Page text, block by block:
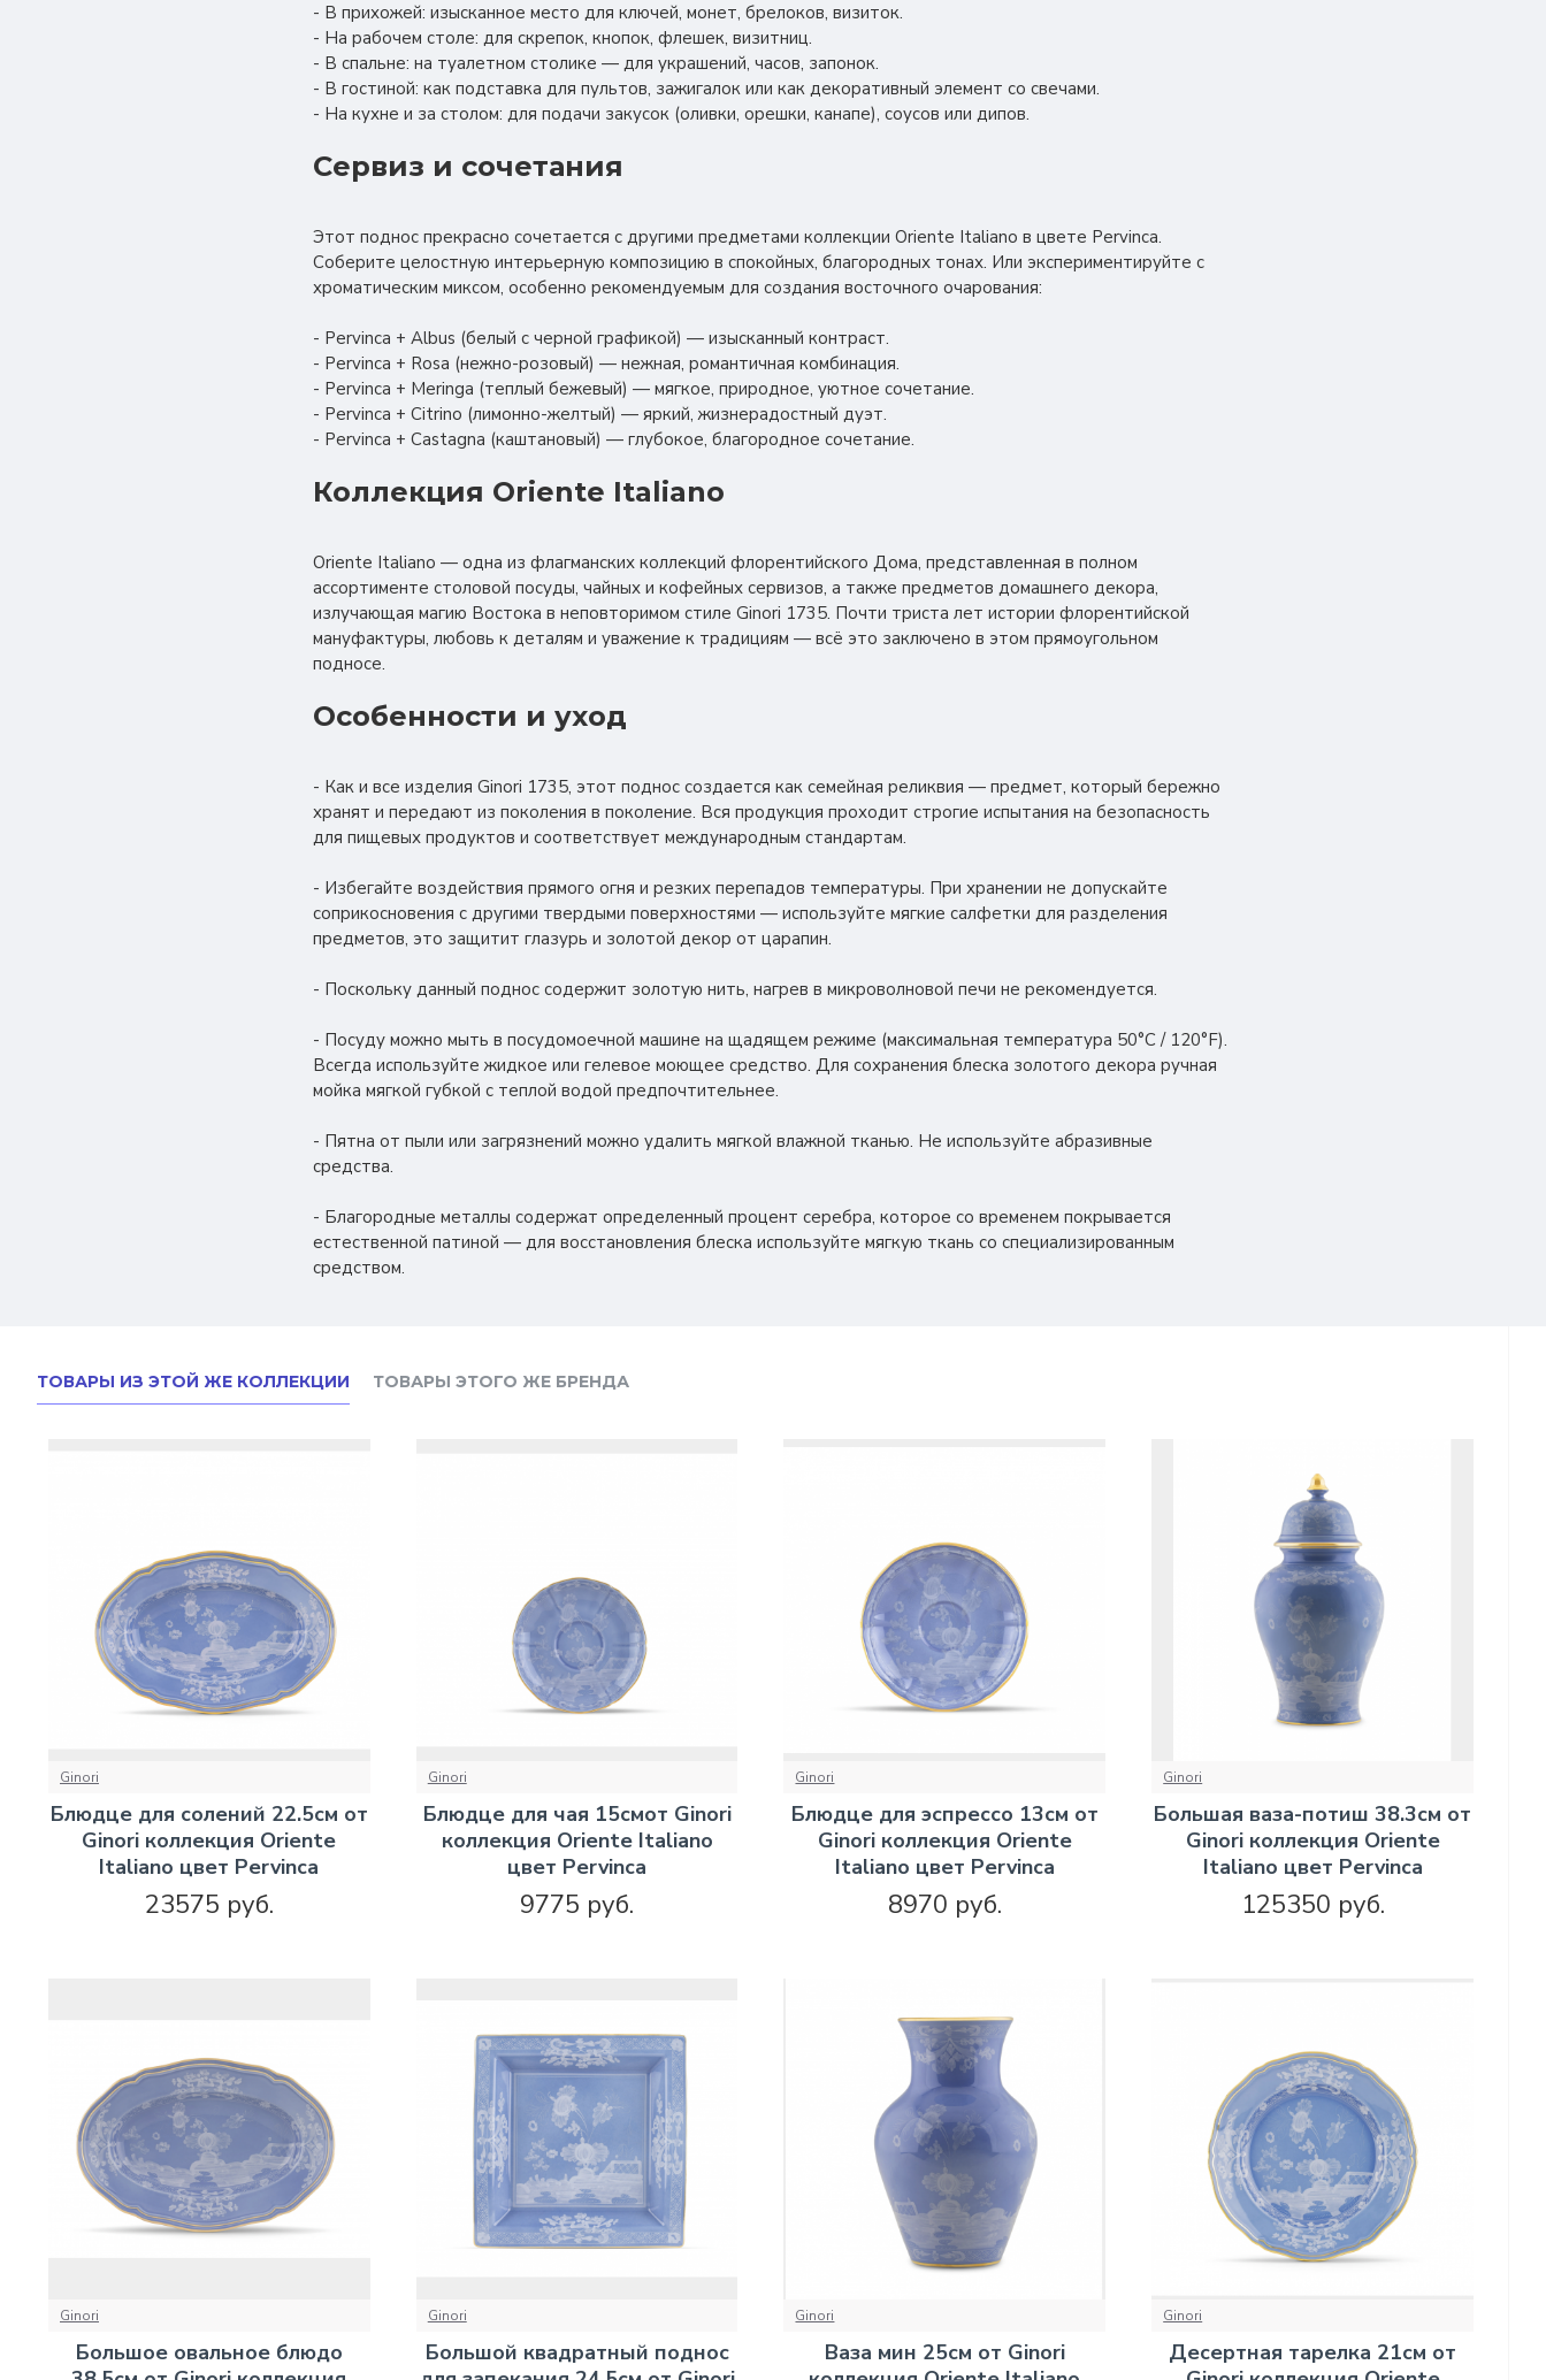
- В прихожей: изысканное место для ключей, монет, брелоков, визиток.
- На рабочем столе: для скрепок, кнопок, флешек, визитниц.
- В спальне: на туалетном столике — для украшений, часов, запонок.
- В гостиной: как подставка для пультов, зажигалок или как декоративный элемент со свечами.
- На кухне и за столом: для подачи закусок (оливки, орешки, канапе), соусов или дипов.
Сервиз и сочетания
Этот поднос прекрасно сочетается с другими предметами коллекции Oriente Italiano в цвете Pervinca.
Соберите целостную интерьерную композицию в спокойных, благородных тонах. Или экспериментируйте с
хроматическим миксом, особенно рекомендуемым для создания восточного очарования:
- Pervinca + Albus (белый с черной графикой) — изысканный контраст.
- Pervinca + Rosa (нежно-розовый) — нежная, романтичная комбинация.
- Pervinca + Meringa (теплый бежевый) — мягкое, природное, уютное сочетание.
- Pervinca + Citrino (лимонно-желтый) — яркий, жизнерадостный дуэт.
- Pervinca + Castagna (каштановый) — глубокое, благородное сочетание.
Коллекция Oriente Italiano
Oriente Italiano — одна из флагманских коллекций флорентийского Дома, представленная в полном
ассортименте столовой посуды, чайных и кофейных сервизов, а также предметов домашнего декора,
излучающая магию Востока в неповторимом стиле Ginori 1735. Почти триста лет истории флорентийской
мануфактуры, любовь к деталям и уважение к традициям — всё это заключено в этом прямоугольном
подносе.
Особенности и уход
- Как и все изделия Ginori 1735, этот поднос создается как семейная реликвия — предмет, который бережно
хранят и передают из поколения в поколение. Вся продукция проходит строгие испытания на безопасность
для пищевых продуктов и соответствует международным стандартам.
- Избегайте воздействия прямого огня и резких перепадов температуры. При хранении не допускайте
соприкосновения с другими твердыми поверхностями — используйте мягкие салфетки для разделения
предметов, это защитит глазурь и золотой декор от царапин.
- Поскольку данный поднос содержит золотую нить, нагрев в микроволновой печи не рекомендуется.
- Посуду можно мыть в посудомоечной машине на щадящем режиме (максимальная температура 50°C / 120°F).
Всегда используйте жидкое или гелевое моющее средство. Для сохранения блеска золотого декора ручная
мойка мягкой губкой с теплой водой предпочтительнее.
- Пятна от пыли или загрязнений можно удалить мягкой влажной тканью. Не используйте абразивные
средства.
- Благородные металлы содержат определенный процент серебра, которое со временем покрывается
естественной патиной — для восстановления блеска используйте мягкую ткань со специализированным
средством.
ТОВАРЫ ИЗ ЭТОЙ ЖЕ КОЛЛЕКЦИИ ТОВАРЫ ЭТОГО ЖЕ БРЕНДА
Ginori
Блюдце для солений 22.5см от
Ginori коллекция Oriente
Italiano цвет Pervinca
23575 руб.
Ginori
Блюдце для чая 15смот Ginori
коллекция Oriente Italiano
цвет Pervinca
9775 руб.
Ginori
Блюдце для эспрессо 13см от
Ginori коллекция Oriente
Italiano цвет Pervinca
8970 руб.
Ginori
Большая ваза-потиш 38.3см от
Ginori коллекция Oriente
Italiano цвет Pervinca
125350 руб.
Ginori
Большое овальное блюдо
Ginori
Большой квадратный поднос
Ginori
Ваза мин 25см от Ginori
Ginori
Десертная тарелка 21см от